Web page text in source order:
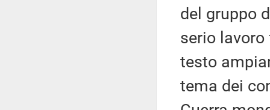
del gruppo
serio
testo
tema dei